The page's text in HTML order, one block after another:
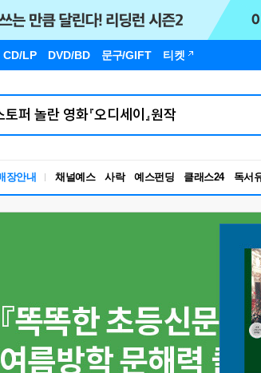
CD/LP DVD/BD 문구/GIFT 티켓
장안내 채널예스 사락 예스펀딩 클래스24
독서
RBTI
독서